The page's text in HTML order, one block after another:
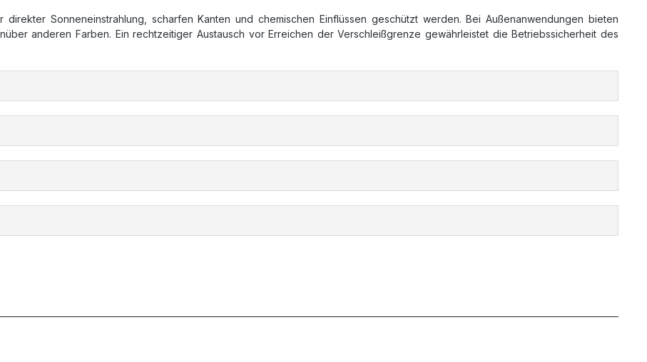
direkter Sonneneinstrahlung, scharfen Kanten und chemischen Einflüssen geschützt werden. Bei Außenanwendungen bieten
anderen Farben. Ein rechtzeitiger Austausch vor Erreichen der Verschleißgrenze gewährleistet die Betriebssicherheit des